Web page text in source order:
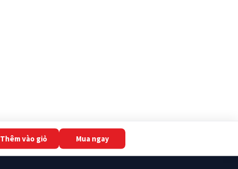
Thêm vào giỏ Mua ngay